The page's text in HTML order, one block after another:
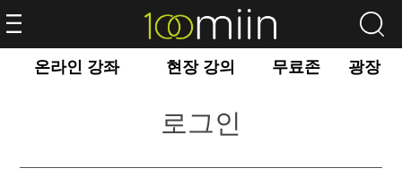
온라인 강좌 현장 강의 무료존 광장
로그인